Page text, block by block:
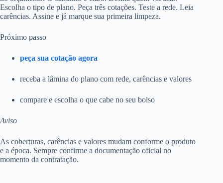
Escolha o tipo de plano. Peça três cotações. Teste a rede. Leia
carências. Assine e já marque sua primeira limpeza.
Próximo passo
peça sua cotação agora
receba a lâmina do plano com rede, carências e valores
compare e escolha o que cabe no seu bolso
Aviso
As coberturas, carências e valores mudam conforme o produto
e a época. Sempre confirme a documentação oficial no
momento da contratação.